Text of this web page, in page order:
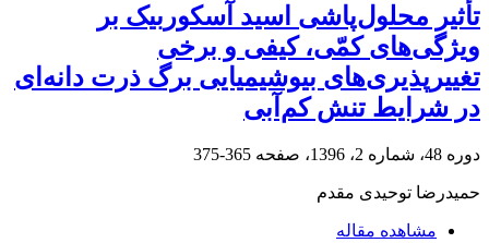
تأثیر محلول‌پاشی اسید آسکوربیک بر
ویژگی‌های کمّی، کیفی و برخی
تغییرپذیری‌های بیوشیمیایی برگ ذرت دانه‌ای
در شرایط تنش کم‌آبی
دوره 48، شماره 2، 1396، صفحه 365-375
حمیدرضا توحیدی مقدم
مشاهده مقاله